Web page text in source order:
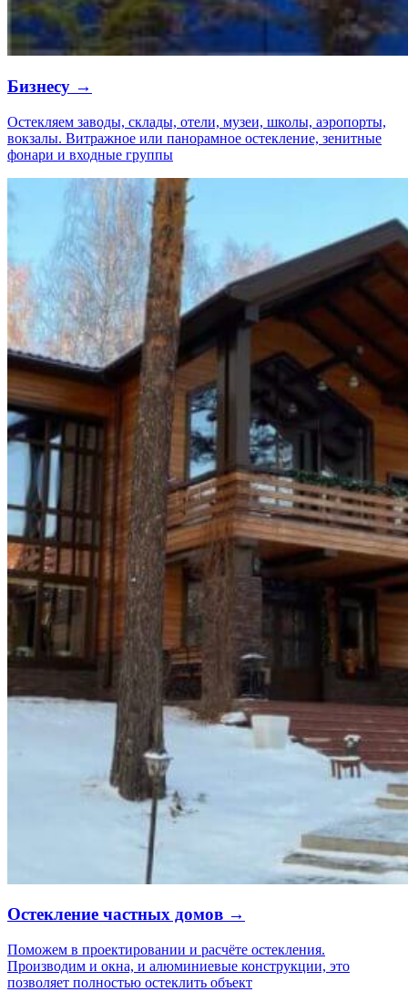
Бизнесу →
Остекляем заводы, склады, отели, музеи, школы, аэропорты,
вокзалы. Витражное или панорамное остекление, зенитные
фонари и входные группы
Остекление частных домов →
Поможем в проектировании и расчёте остекления.
Производим и окна, и алюминиевые конструкции, это
позволяет полностью остеклить объект